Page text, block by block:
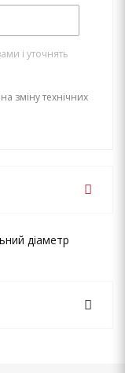
і уточнять
зміну технічних
діаметр